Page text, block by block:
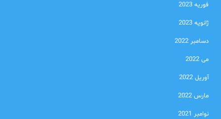
فوریه 2023
ژانویه 2023
دسامبر 2022
می 2022
آوریل 2022
مارس 2022
نوامبر 2021